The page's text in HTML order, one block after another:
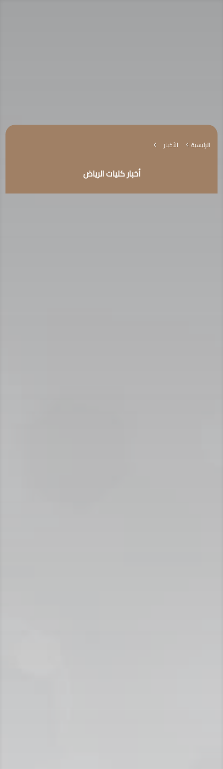
الرئيسية 4 الأخبار 4
أخبار كليات الرياض